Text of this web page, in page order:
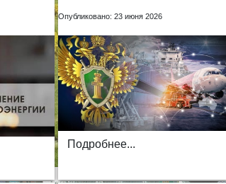
Опубликовано: 23 июня 2026
Подробнее...